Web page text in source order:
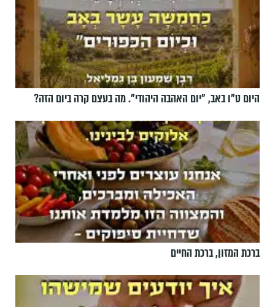
היום ט"ו באב, ”יום האהבה היהודי". מה בעצם קרה ביום הזה?
ברכת המזון, ברכת החיים